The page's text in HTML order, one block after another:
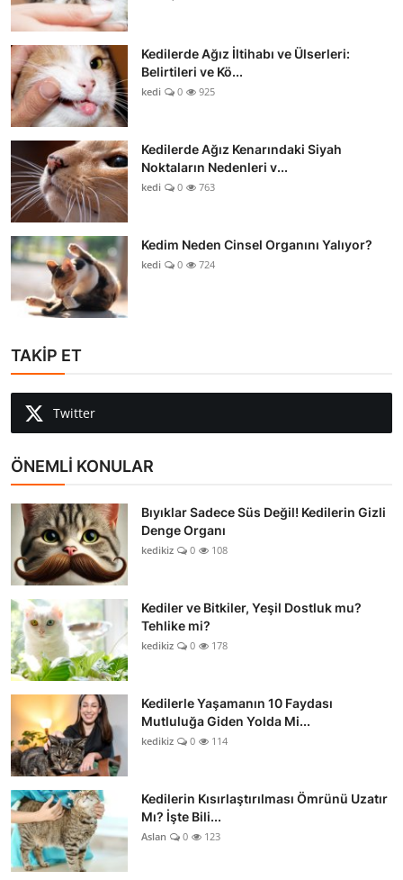
Kedilerde Ağız İltihabı ve Ülserleri:
Belirtileri ve Kö...
kedi 0 925
Kedilerde Ağız Kenarındaki Siyah
Noktaların Nedenleri v...
kedi 0 763
Kedim Neden Cinsel Organını Yalıyor?
kedi 0 724
TAKİP ET
Twitter
ÖNEMLİ KONULAR
Bıyıklar Sadece Süs Değil! Kedilerin Gizli
Denge Organı
kedikiz 0 108
Kediler ve Bitkiler, Yeşil Dostluk mu?
Tehlike mi?
kedikiz 0 178
Kedilerle Yaşamanın 10 Faydası
Mutluluğa Giden Yolda Mi...
kedikiz 0 114
Kedilerin Kısırlaştırılması Ömrünü Uzatır
Mı? İşte Bili...
Aslan 0 123